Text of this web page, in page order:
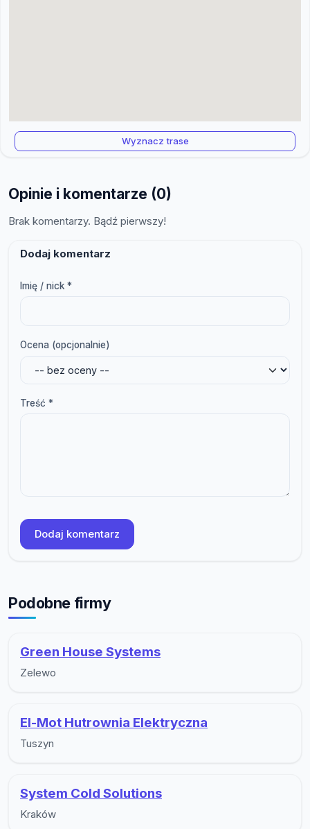
Wyznacz trase
Opinie i komentarze (0)
Brak komentarzy. Bądź pierwszy!
Dodaj komentarz
Imię / nick *
Ocena (opcjonalnie)
Treść *
Dodaj komentarz
Podobne firmy
Green House Systems
Zelewo
El-Mot Hutrownia Elektryczna
Tuszyn
System Cold Solutions
Kraków